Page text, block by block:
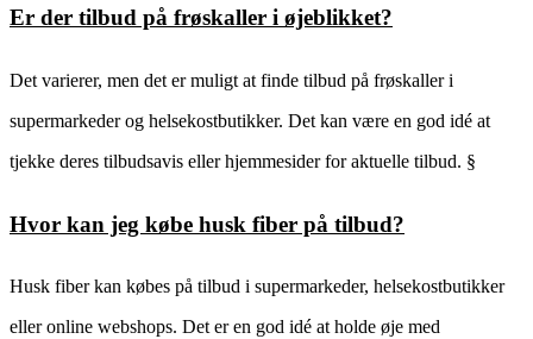
Er der tilbud på frøskaller i øjeblikket?
Det varierer, men det er muligt at finde tilbud på frøskaller i
supermarkeder og helsekostbutikker. Det kan være en god idé at
tjekke deres tilbudsavis eller hjemmesider for aktuelle tilbud. §
Hvor kan jeg købe husk fiber på tilbud?
Husk fiber kan købes på tilbud i supermarkeder, helsekostbutikker
eller online webshops. Det er en god idé at holde øje med